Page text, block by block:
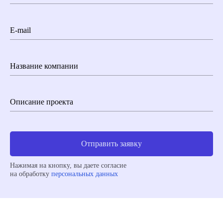
E-mail
Название компании
Описание проекта
Отправить заявку
Нажимая на кнопку, вы даете согласие
на обработку персональных данных